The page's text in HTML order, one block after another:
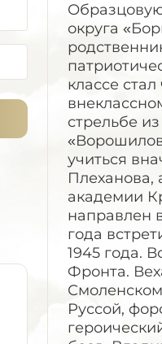
округа
классе
стрельбе
учиться
Плеханова,
академии
направлен
года
1945 года.
Фронта.
Руссой,